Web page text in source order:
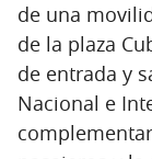
de una
de la plaza
de entrada y
Nacional e